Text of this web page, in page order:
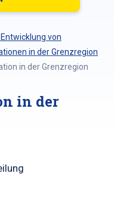
Entwicklung von
in der Grenzregion
in der Grenzregion
in der